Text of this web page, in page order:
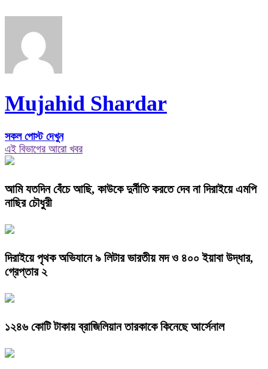
Mujahid Shardar
সকল পোস্ট দেখুন
এই বিভাগের আরো খবর
আমি যতদিন বেঁচে আছি, কাউকে দুর্নীতি করতে দেব না দিরাইয়ে এমপি
নাছির চৌধুরী
দিরাইয়ে পৃথক অভিযানে ৯ লিটার ভারতীয় মদ ও ৪০০ ইয়াবা উদ্ধার,
গ্রেপ্তার ২
১২৪৬ কোটি টাকায় ব্রাজিলিয়ান তারকাকে কিনেছে আর্সেনাল